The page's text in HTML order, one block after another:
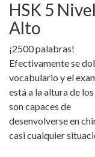
HSK 5 Nivel
Alto
¡2500 palabras!
Efectivamente se
vocabulario y el
está a la altura de
son capaces de
desenvolverse en
casi cualquier